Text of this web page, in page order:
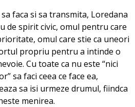
faca si sa transmita, Loredana
de spirit civic, omul pentru care
omul care stie ca uneori
propriu pentru a intinde o
Cu toate ca nu este “nici
sa faci ceea ce face ea,
sa isi urmeze drumul, fiindca
menirea.